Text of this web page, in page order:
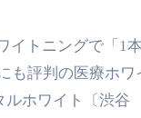
も評判の医療ホワ
ルホワイト〔渋谷